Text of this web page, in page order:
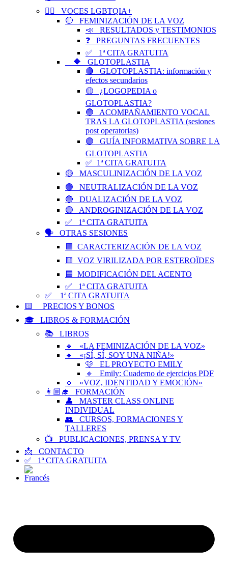
🏳️‍🌈 VOCES LGBTQIA+
🔴 FEMINIZACIÓN DE LA VOZ
📣 RESULTADOS y TESTIMONIOS
❓ PREGUNTAS FRECUENTES
✅ 1ª CITA GRATUITA
🔶 GLOTOPLASTIA
🔴 GLOTOPLASTIA: información y
efectos secundarios
🟡 ¿LOGOPEDIA o
GLOTOPLASTIA?
🔵 ACOMPAÑAMIENTO VOCAL
TRAS LA GLOTOPLASTIA (sesiones
post operatorias)
🟣 GUÍA INFORMATIVA SOBRE LA
GLOTOPLASTIA
✅ 1ª CITA GRATUITA
🟡 MASCULINIZACIÓN DE LA VOZ
🟢 NEUTRALIZACIÓN DE LA VOZ
🔵 DUALIZACIÓN DE LA VOZ
🟣 ANDROGINIZACIÓN DE LA VOZ
✅ 1ª CITA GRATUITA
🗣️ OTRAS SESIONES
🟪 CARACTERIZACIÓN DE LA VOZ
🟨 VOZ VIRILIZADA POR ESTEROÏDES
🟦 MODIFICACIÓN DEL ACENTO
✅ 1ª CITA GRATUITA
✅ 1ª CITA GRATUITA
🟨 PRECIOS Y BONOS
🎓 LIBROS & FORMACIÓN
📚 LIBROS
🔹 «LA FEMINIZACIÓN DE LA VOZ»
🔹 «¡SÍ, SÍ, SOY UNA NIÑA!»
🩷 EL PROYECTO EMILY
🔸 Emily: Cuaderno de ejercicios PDF
🔹 «VOZ, IDENTIDAD Y EMOCIÓN»
👩🏼‍🎓 FORMACIÓN
👤 MASTER CLASS ONLINE
INDIVIDUAL
👥 CURSOS, FORMACIONES Y
TALLERES
📺 PUBLICACIONES, PRENSA Y TV
📩 CONTACTO
✅ 1ª CITA GRATUITA